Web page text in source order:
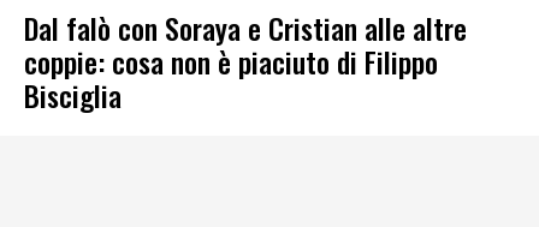
Dal falò con Soraya e Cristian alle altre
coppie: cosa non è piaciuto di Filippo
Bisciglia